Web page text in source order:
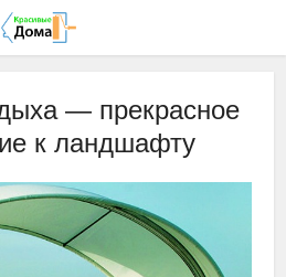
— прекрасное
к ландшафту